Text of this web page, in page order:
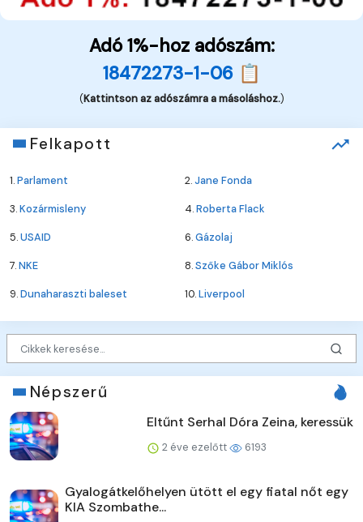
Adó 1%-hoz adószám:
18472273-1-06 📋
(Kattintson az adószámra a másoláshoz.)
Felkapott
1.Parlament 2.Jane Fonda
3.Kozármisleny 4.Roberta Flack
5.USAID 6.Gázolaj
7.NKE 8.Szőke Gábor Miklós
9.Dunaharaszti baleset 10.Liverpool
Népszerű
Eltűnt Serhal Dóra Zeina, keressük
2 éve ezelőtt 6193
Gyalogátkelőhelyen ütött el egy fiatal nőt egy
KIA Szombathe...